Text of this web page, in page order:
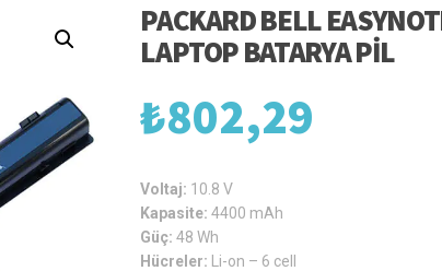
PACKARD BELL
LAPTOP BATARYA PIL
₺802,29
Voltaj: 10.8 V
Kapasite:4400 mAh
Güç:48 Wh
Hücreler:
Li-on – 6 cell